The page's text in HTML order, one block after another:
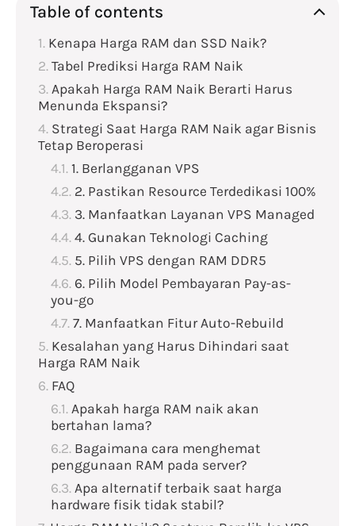
Table of contents
Kenapa Harga RAM dan SSD Naik?
Tabel Prediksi Harga RAM Naik
Apakah Harga RAM Naik Berarti Harus
Menunda Ekspansi?
Strategi Saat Harga RAM Naik agar Bisnis
Tetap Beroperasi
1. Berlangganan VPS
2. Pastikan Resource Terdedikasi 100%
3. Manfaatkan Layanan VPS Managed
4. Gunakan Teknologi Caching
5. Pilih VPS dengan RAM DDR5
6. Pilih Model Pembayaran Pay-as-
you-go
7. Manfaatkan Fitur Auto-Rebuild
Kesalahan yang Harus Dihindari saat
Harga RAM Naik
FAQ
Apakah harga RAM naik akan
bertahan lama?
Bagaimana cara menghemat
penggunaan RAM pada server?
Apa alternatif terbaik saat harga
hardware fisik tidak stabil?